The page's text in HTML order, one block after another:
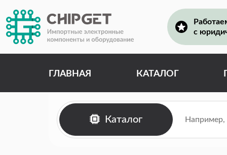
с
ГЛАВНАЯ КАТАЛОГ
Каталог